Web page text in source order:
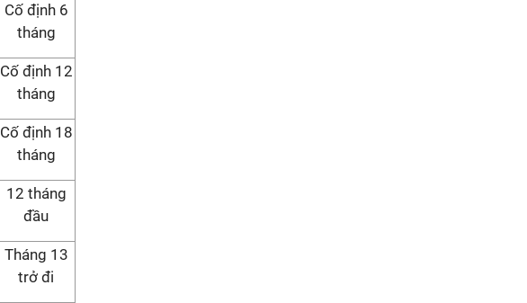
Cố định 6
tháng
Cố định 12
tháng
Cố định 18
tháng
12 tháng
đầu
Tháng 13
trở đi